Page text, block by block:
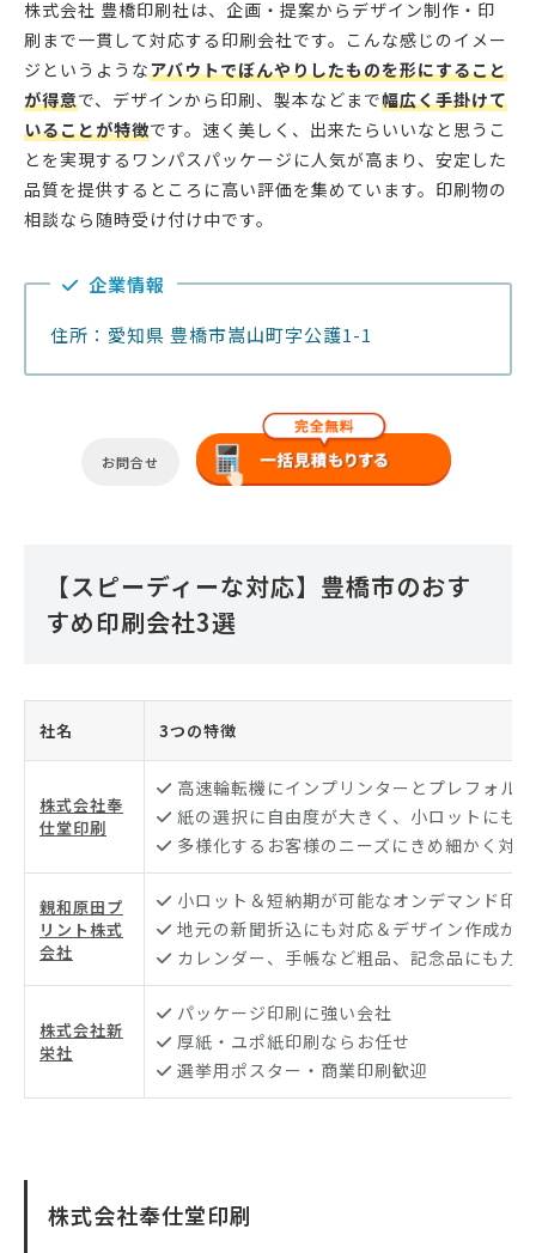
株式会社 豊橋印刷社は、企画・提案からデザイン制作・印
刷まで一貫して対応する印刷会社です。こんな感じのイメー
ジというようなアバウトでぼんやりしたものを形にすること
が得意で、デザインから印刷、製本などまで幅広く手掛けて
いることが特徴です。速く美しく、出来たらいいなと思うこ
とを実現するワンパスパッケージに人気が高まり、安定した
品質を提供するところに高い評価を集めています。印刷物の
相談なら随時受け付け中です。
企業情報
住所：愛知県 豊橋市嵩山町字公護1-1
お問合せ
【スピーディーな対応】豊橋市のおす
すめ印刷会社3選
社名 3つの特徴
株式会社奉
仕堂印刷
高速輪転機にインプリンターとプレフォル
紙の選択に自由度が大きく、小ロットにも
多様化するお客様のニーズにきめ細かく対応
親和原田プ
リント株式
会社
小ロット＆短納期が可能なオンデマンド印
地元の新聞折込にも対応＆デザイン作成か
カレンダー、手帳など粗品、記念品にも力
株式会社新
栄社
パッケージ印刷に強い会社
厚紙・ユポ紙印刷ならお任せ
選挙用ポスター・商業印刷歓迎
株式会社奉仕堂印刷